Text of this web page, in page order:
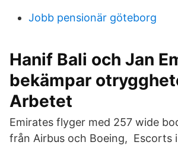
Jobb pensionär göteborg
Hanif Bali och Jan
bekämpar
Arbetet
Emirates flyger med 257 wide
från Airbus och Boeing, Escorts